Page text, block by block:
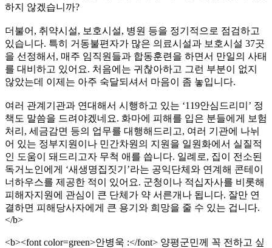
하지 않겠습니까?
더불어, 취약시설, 보호시설, 병원 등을 정기적으로 점검하고
있습니다. 특히 거동불편자가 많은 의료시설과 보호시설 37곳
을 선정해서, 매주 임직원들과 합동훈련을 하면서 만일의 사태
를 대비하고 있어요. 처음에는 귀찮아하고 그런 부분이 없지
않았는데 이제는 아주 숙달되셔서 마음이 좀 놓입니다.
여러 관계기관과 연대해서 시행하고 있는 ‘119안심드리미’ 정
책도 말씀을 드려야겠네요. 화마에 피해를 입은 분들에게 보험
처리, 세금감면 등의 업무를 대행해드리고, 여러 기관에 나뉘
어 있는 정부지원이나 민간차원의 지원을 일원화에서 실질적
인 도움이 돼드리고자 무척 애를 씁니다. 일례로, 집이 전소된
독거노인에게 ‘새생명집짓기’라는 공익단체와 연계해 콘테이
너하우스를 제공한 적이 있어요. 군청이나 적십자사를 비롯해
피해자지원에 관심이 큰 단체가 약 서른개나 됩니다. 잘만 연
결하면 피해당사자에게 큰 용기와 희망을 줄 수 있는 겁니다.
</b>
<b><font color=green>안병욱 :</font> 양평군민께 꼭 전하고 싶